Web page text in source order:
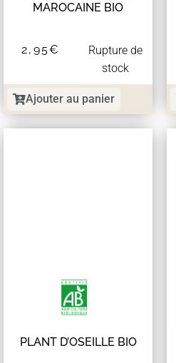
MAROCAINE BIO
2,95€
Rupture de
stock
Ajouter au panier
PLANT D’OSEILLE BIO